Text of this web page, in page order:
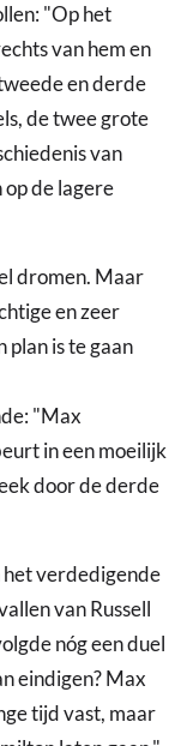
"Op het
van hem en
en derde
de twee grote
van
de lagere
dromen. Maar
en zeer
plan is te gaan
"Max
in een moeilijk
door de derde
het verdedigende
van Russell
nóg een duel
eindigen? Max
tijd vast, maar